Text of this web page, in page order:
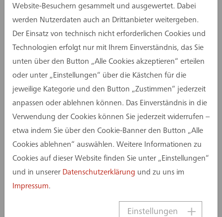
Website-Besuchern gesammelt und ausgewertet. Dabei
werden Nutzerdaten auch an Drittanbieter weitergeben.
Der Einsatz von technisch nicht erforderlichen Cookies und
Technologien erfolgt nur mit Ihrem Einverständnis, das Sie
unten über den Button „Alle Cookies akzeptieren“ erteilen
oder unter „Einstellungen“ über die Kästchen für die
jeweilige Kategorie und den Button „Zustimmen“ jederzeit
anpassen oder ablehnen können. Das Einverständnis in die
Verwendung der Cookies können Sie jederzeit widerrufen –
etwa indem Sie über den Cookie-Banner den Button „Alle
Cookies ablehnen“ auswählen. Weitere Informationen zu
Cookies auf dieser Website finden Sie unter „Einstellungen“
und in unserer Datenschutzerklärung und zu uns im
Impressum.
Einstellungen